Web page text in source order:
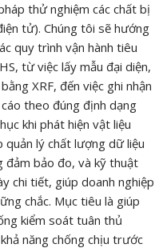
thử nghiệm các chất bị
tử). Chúng tôi sẽ hướng
quy trình vận hành tiêu
từ việc lấy mẫu đại diện,
XRF, đến việc ghi nhận
theo đúng định dạng
khi phát hiện vật liệu
quản lý chất lượng dữ liệu
đảm bảo đo, và kỹ thuật
chi tiết, giúp doanh nghiệp
chắc. Mục tiêu là giúp
kiểm soát tuân thủ
năng chống chịu trước